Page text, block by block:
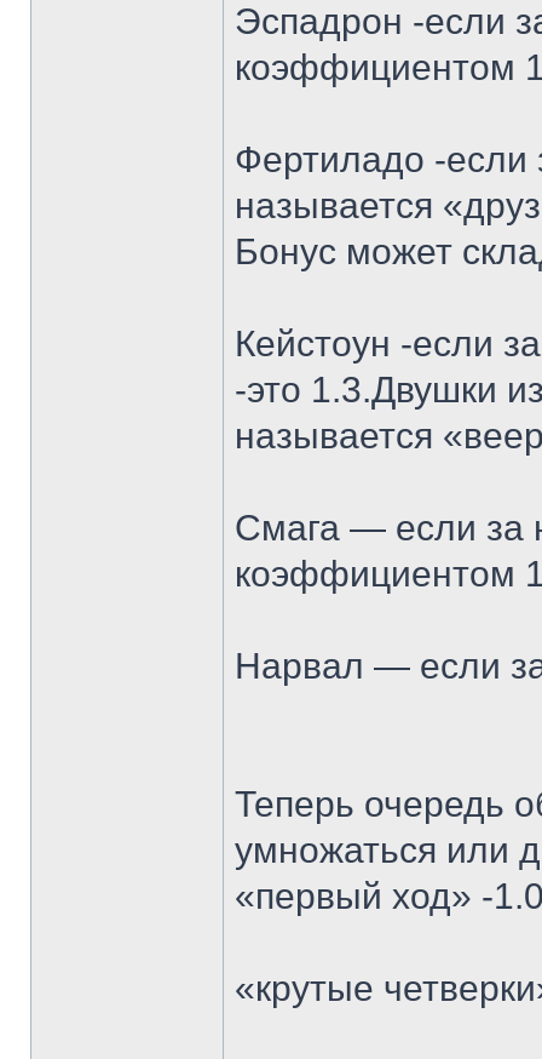
Эспадрон -если
коэффициентом
Фертиладо -если
называется
Бонус может
Кейстоун -если
-это 1.3.Двушки
называется
Смага — если за
коэффициентом
Нарвал — если за
Теперь очередь
умножаться или
«первый ход» -
«крутые